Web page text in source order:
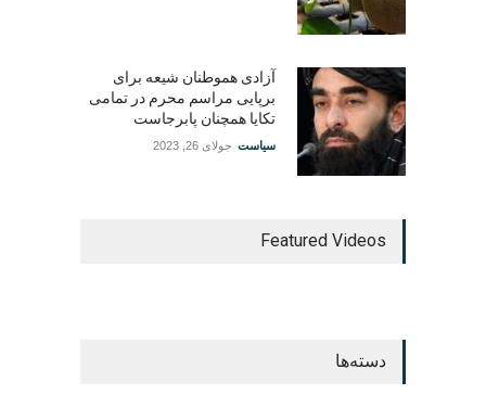
آزادی هموطنان شیعه برای
برپایی مراسم محرم در تمامی
تکایا همچنان پابرجاست
سیاست جولای 26, 2023
Featured Videos
دسته‌ها